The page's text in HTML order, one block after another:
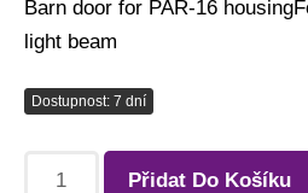
Barn door for PAR-16
light beam
Dostupnost: 7 dní
Přidat Do Košíku